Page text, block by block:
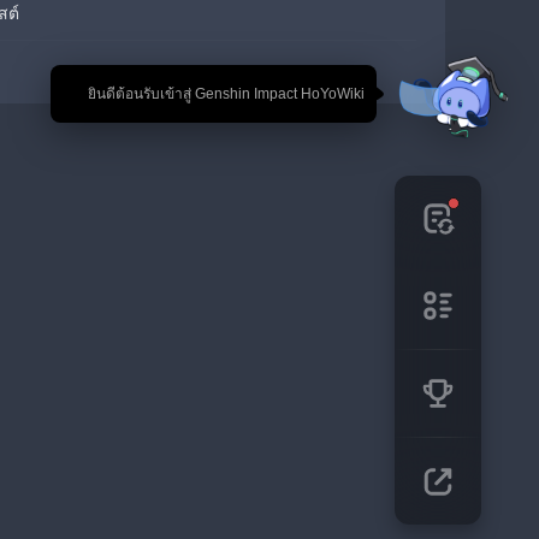
🎉 ยินดีต้อนรับเข้าสู่ Genshin Impact HoYoWiki
ต์